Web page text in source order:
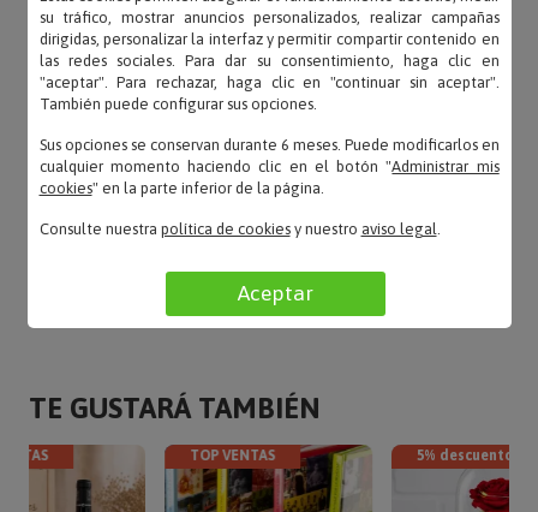
utensilios muy practico»
Marisa – 04/01/2022
«Tabla de quesos grabada»
TE GUSTARÁ TAMBIÉN
TOP VENTAS 5% descuento
su tráfico, mostrar anuncios personalizados, realizar campañas
dirigidas, personalizar la interfaz y permitir compartir contenido en
las redes sociales. Para dar su consentimiento, haga clic en
"aceptar". Para rechazar, haga clic en "continuar sin aceptar".
También puede configurar sus opciones.
Sus opciones se conservan durante 6 meses. Puede modificarlos en
cualquier momento haciendo clic en el botón "Administrar mis
cookies" en la parte inferior de la página.
Consulte nuestra política de cookiesy nuestro aviso legal.
Aceptar